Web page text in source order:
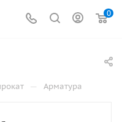
0
— Арматура